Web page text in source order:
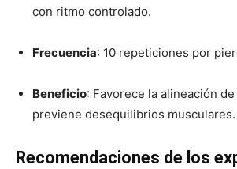
con ritmo controlado.
Frecuencia: 10 repeticiones por
Beneficio: Favorece la alineación
previene desequilibrios musculares.
Recomendaciones de los